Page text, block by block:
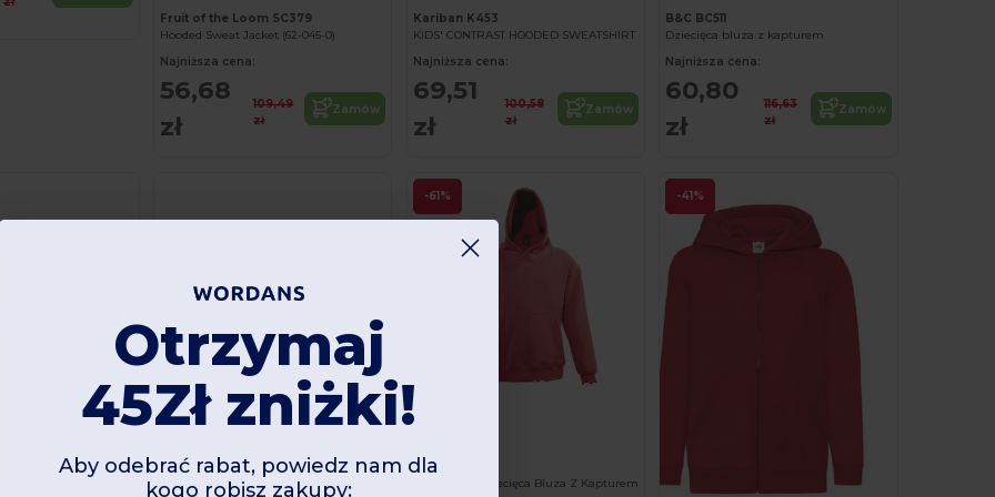
Fruit of the Loom SC379
Hooded Sweat Jacket (62-045-0)
Najniższa cena:
56,68
zł
109,49
zł
Zamów
Kariban K453
KIDS' CONTRAST HOODED SWEATSHIRT
Najniższa cena:
69,51
zł
100,58
zł
Zamów
B&C BC511
Dziecięca bluza z kapturem
Najniższa cena:
60,80
zł
116,63
zł
Zamów
-61%
Spersonalizuj!
SOL'S 13255
SLAM KIDS Dziecięca Bluza Z Kapturem
-41%
Otrzymaj
45Zł zniżki!
Aby odebrać rabat, powiedz nam dla
kogo robisz zakupy: